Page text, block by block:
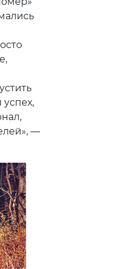
—
рас